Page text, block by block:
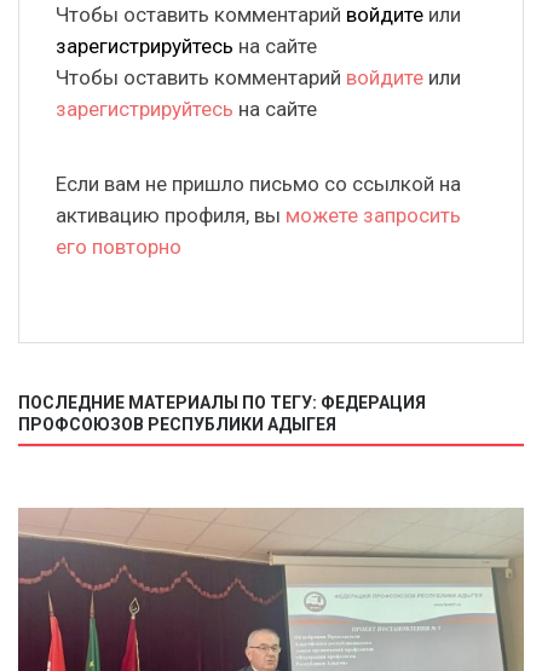
Чтобы оставить комментарий войдите или
зарегистрируйтесь на сайте
Чтобы оставить комментарий войдите или
зарегистрируйтесь на сайте
Если вам не пришло письмо со ссылкой на
активацию профиля, вы можете запросить
его повторно
ПОСЛЕДНИЕ МАТЕРИАЛЫ ПО ТЕГУ: ФЕДЕРАЦИЯ
ПРОФСОЮЗОВ РЕСПУБЛИКИ АДЫГЕЯ